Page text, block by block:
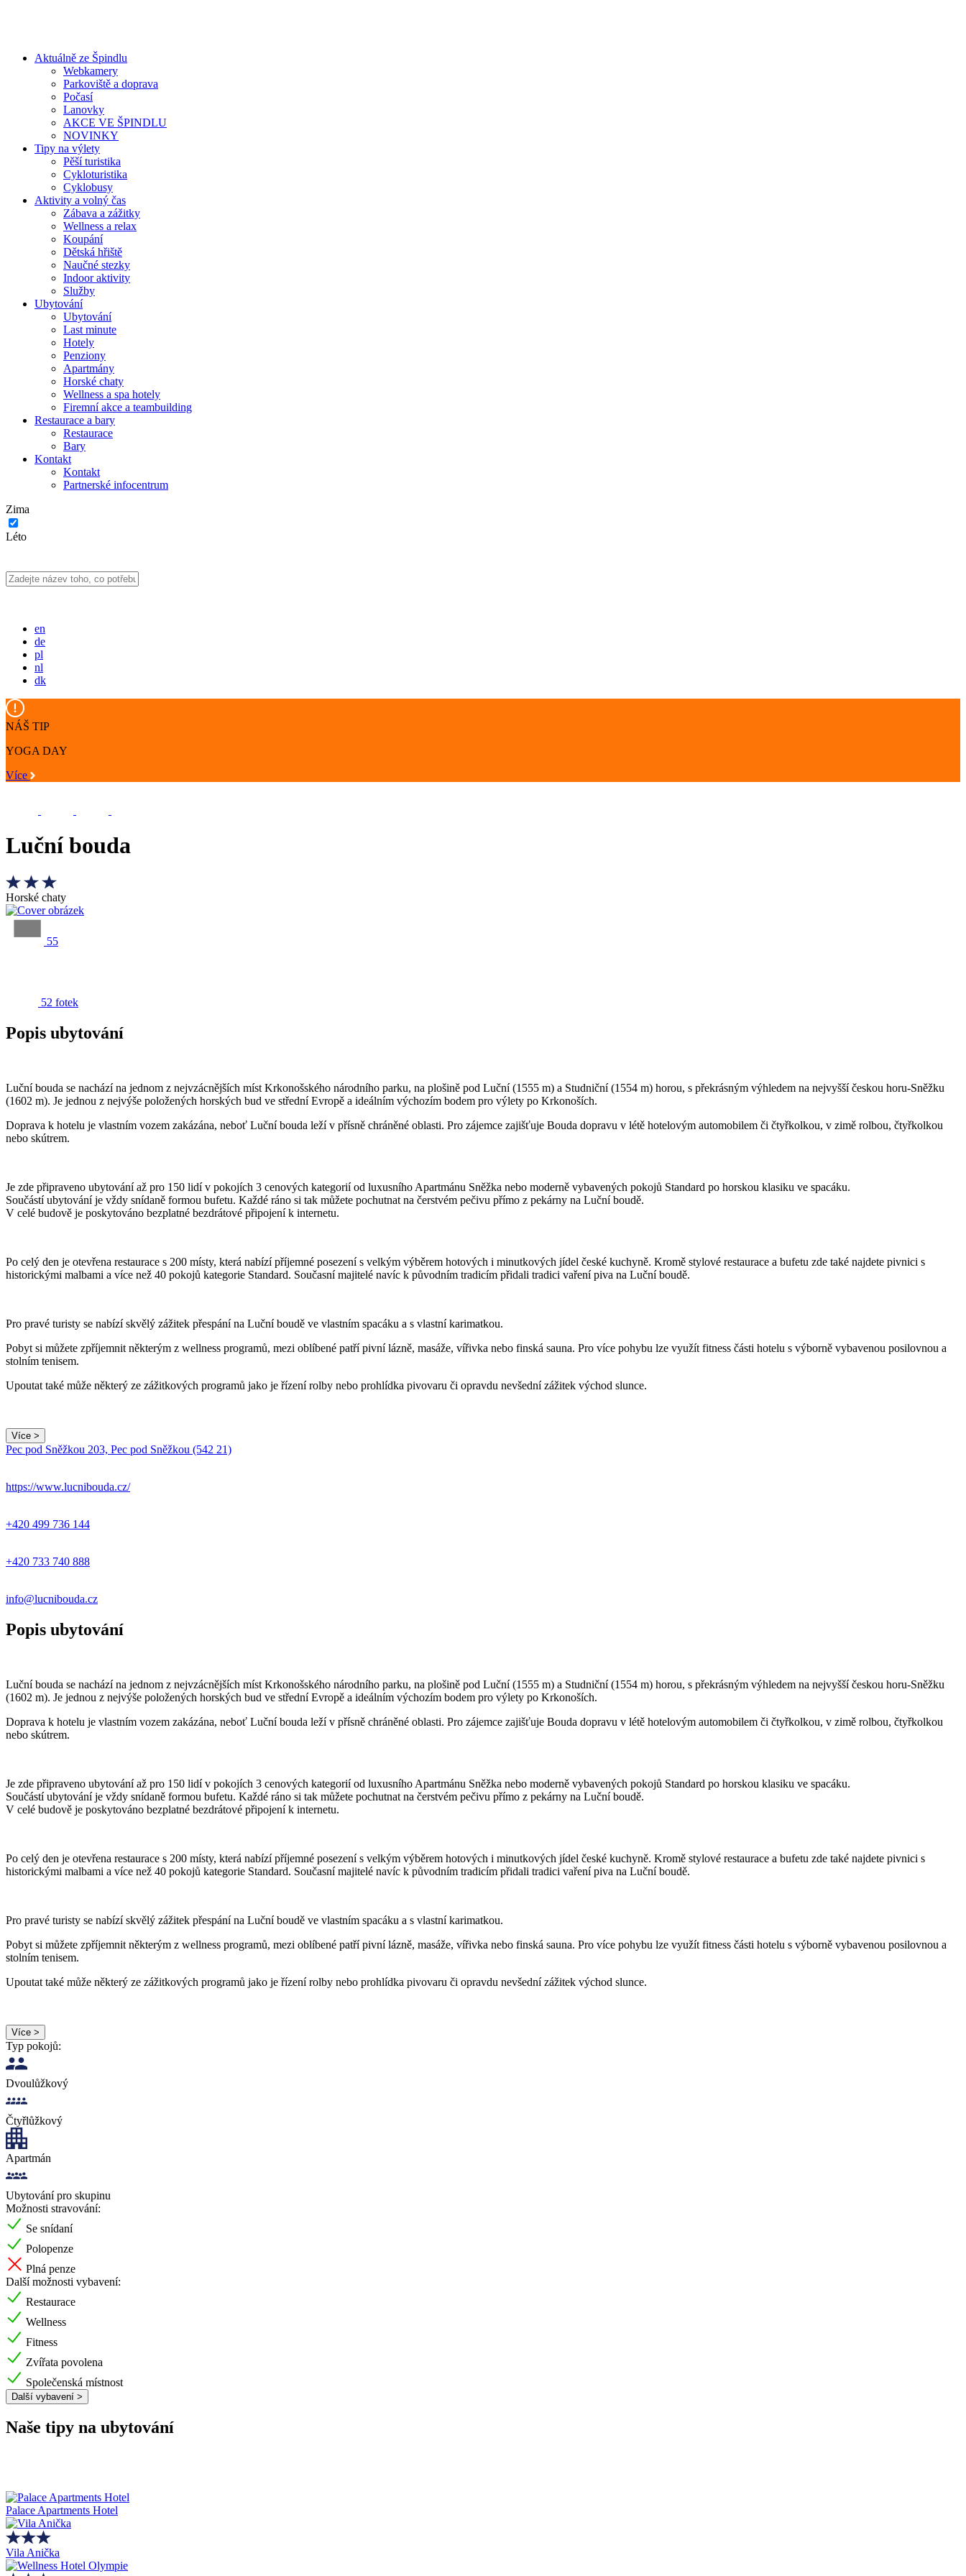
Aktuálně ze Špindlu
Webkamery
Parkoviště a doprava
Počasí
Lanovky
AKCE VE ŠPINDLU
NOVINKY
Tipy na výlety
Pěší turistika
Cykloturistika
Cyklobusy
Aktivity a volný čas
Zábava a zážitky
Wellness a relax
Koupání
Dětská hřiště
Naučné stezky
Indoor aktivity
Služby
Ubytování
Ubytování
Last minute
Hotely
Penziony
Apartmány
Horské chaty
Wellness a spa hotely
Firemní akce a teambuilding
Restaurace a bary
Restaurace
Bary
Kontakt
Kontakt
Partnerské infocentrum
Zima
Léto
en
de
pl
nl
dk
NÁŠ TIP
YOGA DAY
Více
Luční bouda
Horské chaty
55
52 fotek
Popis ubytování
Luční bouda se nachází na jednom z nejvzácnějších míst Krkonošského národního parku, na plošině pod Luční (1555 m) a Studniční (1554 m) horou, s překrásným výhledem na nejvyšší českou horu-Sněžku
(1602 m). Je jednou z nejvýše položených horských bud ve střední Evropě a ideálním výchozím bodem pro výlety po Krkonoších.
Doprava k hotelu je vlastním vozem zakázána, neboť Luční bouda leží v přísně chráněné oblasti. Pro zájemce zajišťuje Bouda dopravu v létě hotelovým automobilem či čtyřkolkou, v zimě rolbou, čtyřkolkou
nebo skútrem.
Je zde připraveno ubytování až pro 150 lidí v pokojích 3 cenových kategorií od luxusního Apartmánu Sněžka nebo moderně vybavených pokojů Standard po horskou klasiku ve spacáku.
Součástí ubytování je vždy snídaně formou bufetu. Každé ráno si tak můžete pochutnat na čerstvém pečivu přímo z pekárny na Luční boudě.
V celé budově je poskytováno bezplatné bezdrátové připojení k internetu.
Po celý den je otevřena restaurace s 200 místy, která nabízí příjemné posezení s velkým výběrem hotových i minutkových jídel české kuchyně. Kromě stylové restaurace a bufetu zde také najdete pivnici s
historickými malbami a více než 40 pokojů kategorie Standard. Současní majitelé navíc k původním tradicím přidali tradici vaření piva na Luční boudě.
Pro pravé turisty se nabízí skvělý zážitek přespání na Luční boudě ve vlastním spacáku a s vlastní karimatkou.
Pobyt si můžete zpříjemnit některým z wellness programů, mezi oblíbené patří pivní lázně, masáže, vířivka nebo finská sauna. Pro více pohybu lze využít fitness části hotelu s výborně vybavenou posilovnou a
stolním tenisem.
Upoutat také může některý ze zážitkových programů jako je řízení rolby nebo prohlídka pivovaru či opravdu nevšední zážitek východ slunce.
Více >
Pec pod Sněžkou 203, Pec pod Sněžkou (542 21)
https://www.lucnibouda.cz/
+420 499 736 144
+420 733 740 888
info@lucnibouda.cz
Popis ubytování
Luční bouda se nachází na jednom z nejvzácnějších míst Krkonošského národního parku, na plošině pod Luční (1555 m) a Studniční (1554 m) horou, s překrásným výhledem na nejvyšší českou horu-Sněžku
(1602 m). Je jednou z nejvýše položených horských bud ve střední Evropě a ideálním výchozím bodem pro výlety po Krkonoších.
Doprava k hotelu je vlastním vozem zakázána, neboť Luční bouda leží v přísně chráněné oblasti. Pro zájemce zajišťuje Bouda dopravu v létě hotelovým automobilem či čtyřkolkou, v zimě rolbou, čtyřkolkou
nebo skútrem.
Je zde připraveno ubytování až pro 150 lidí v pokojích 3 cenových kategorií od luxusního Apartmánu Sněžka nebo moderně vybavených pokojů Standard po horskou klasiku ve spacáku.
Součástí ubytování je vždy snídaně formou bufetu. Každé ráno si tak můžete pochutnat na čerstvém pečivu přímo z pekárny na Luční boudě.
V celé budově je poskytováno bezplatné bezdrátové připojení k internetu.
Po celý den je otevřena restaurace s 200 místy, která nabízí příjemné posezení s velkým výběrem hotových i minutkových jídel české kuchyně. Kromě stylové restaurace a bufetu zde také najdete pivnici s
historickými malbami a více než 40 pokojů kategorie Standard. Současní majitelé navíc k původním tradicím přidali tradici vaření piva na Luční boudě.
Pro pravé turisty se nabízí skvělý zážitek přespání na Luční boudě ve vlastním spacáku a s vlastní karimatkou.
Pobyt si můžete zpříjemnit některým z wellness programů, mezi oblíbené patří pivní lázně, masáže, vířivka nebo finská sauna. Pro více pohybu lze využít fitness části hotelu s výborně vybavenou posilovnou a
stolním tenisem.
Upoutat také může některý ze zážitkových programů jako je řízení rolby nebo prohlídka pivovaru či opravdu nevšední zážitek východ slunce.
Více >
Typ pokojů:
Dvoulůžkový
Čtyřlůžkový
Apartmán
Ubytování pro skupinu
Možnosti stravování:
Se snídaní
Polopenze
Plná penze
Další možnosti vybavení:
Restaurace
Wellness
Fitness
Zvířata povolena
Společenská místnost
Další vybavení >
Naše tipy na ubytování
Palace Apartments Hotel
Vila Anička